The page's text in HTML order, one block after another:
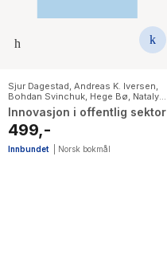
Sjur Dagestad, Andreas K. Iversen,
Bohdan Svinchuk, Hege Bø, Natalya
Gayda
Innovasjon i offentlig sektor
499,-
Innbundet Norsk bokmål